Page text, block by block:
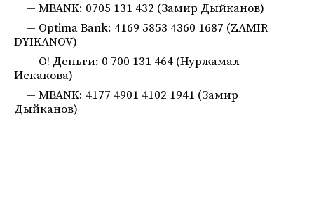
— MBANK: 0705 131 432 (Замир Дыйканов)
— Optima Bank: 4169 5853 4360 1687 (ZAMIR
DYIKANOV)
— О! Деньги: 0 700 131 464 (Нуржамал
Искакова)
— MBANK: 4177 4901 4102 1941 (Замир
Дыйканов)